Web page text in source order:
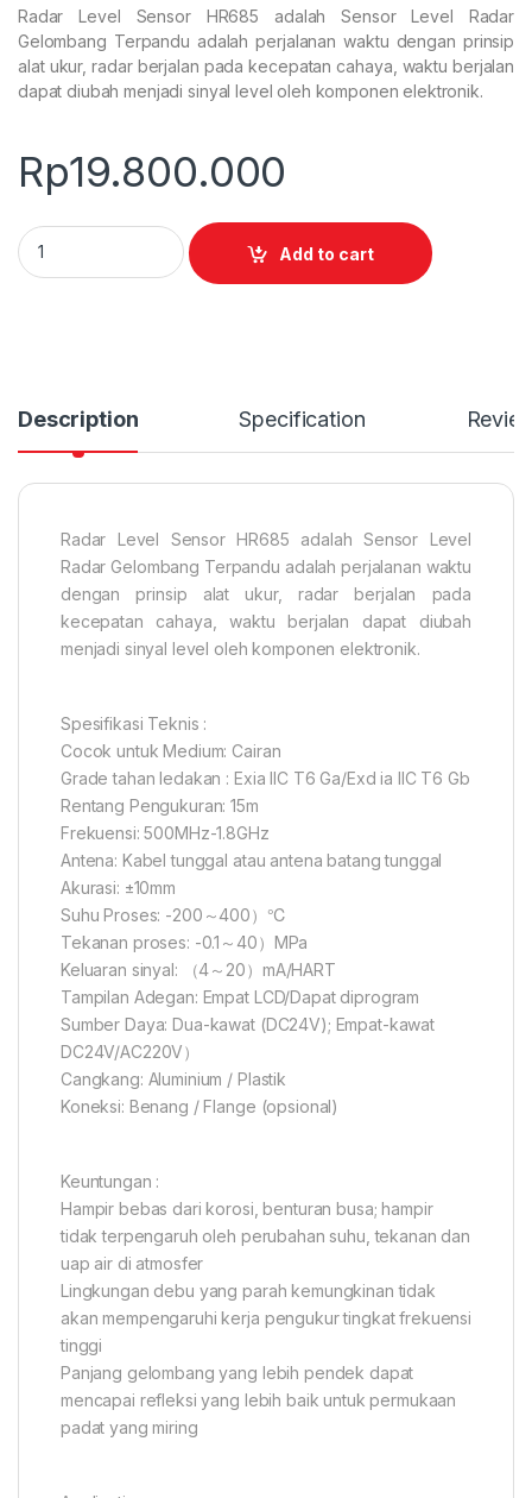
Radar Level Sensor HR685 adalah Sensor Level Radar
Gelombang Terpandu adalah perjalanan waktu dengan prinsip
alat ukur, radar berjalan pada kecepatan cahaya, waktu berjalan
dapat diubah menjadi sinyal level oleh komponen elektronik.
Rp19.800.000
Radar Level Sensor HR685 quantity
Add to cart
Description Specification
Radar Level Sensor HR685 adalah Sensor Level
Radar Gelombang Terpandu adalah perjalanan waktu
dengan prinsip alat ukur, radar berjalan pada
kecepatan cahaya, waktu berjalan dapat diubah
menjadi sinyal level oleh komponen elektronik.
Spesifikasi Teknis :
Cocok untuk Medium: Cairan
Grade tahan ledakan : Exia IIC T6 Ga/Exd ia IIC T6 Gb
Rentang Pengukuran: 15m
Frekuensi: 500MHz-1.8GHz
Antena: Kabel tunggal atau antena batang tunggal
Akurasi: ±10mm
Suhu Proses: -200～400）℃
Tekanan proses: -0.1～40）MPa
Keluaran sinyal: （4～20）mA/HART
Tampilan Adegan: Empat LCD/Dapat diprogram
Sumber Daya: Dua-kawat (DC24V); Empat-kawat
DC24V/AC220V）
Cangkang: Aluminium / Plastik
Koneksi: Benang / Flange (opsional)
Keuntungan :
Hampir bebas dari korosi, benturan busa; hampir
tidak terpengaruh oleh perubahan suhu, tekanan dan
uap air di atmosfer
Lingkungan debu yang parah kemungkinan tidak
akan mempengaruhi kerja pengukur tingkat frekuensi
tinggi
Panjang gelombang yang lebih pendek dapat
mencapai refleksi yang lebih baik untuk permukaan
padat yang miring